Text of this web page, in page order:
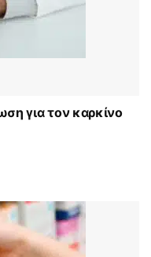
για τον καρκίνο